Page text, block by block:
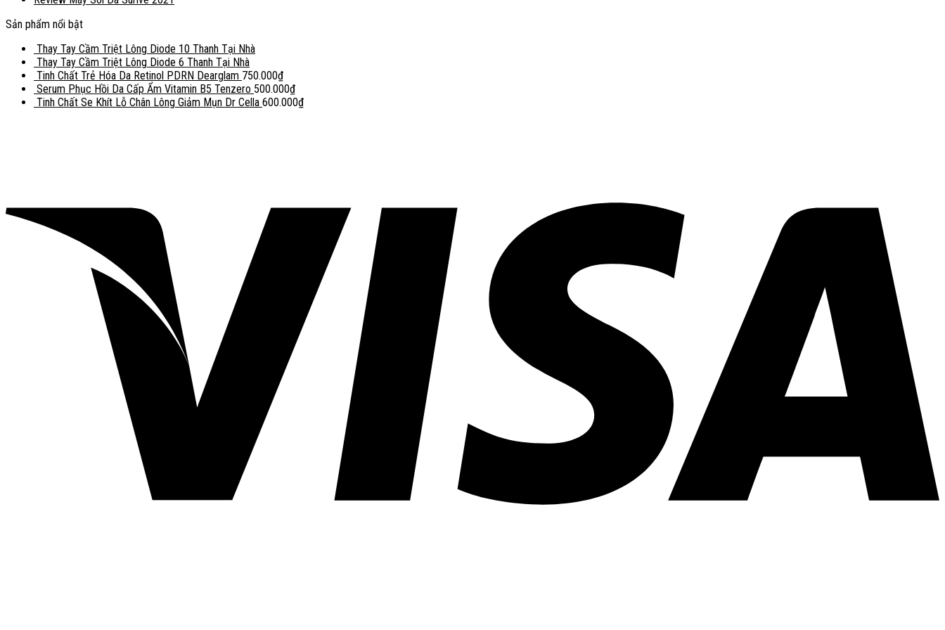
Sản phẩm nổi bật
Thay Tay Cầm Triệt Lông Diode 10 Thanh Tại Nhà
Thay Tay Cầm Triệt Lông Diode 6 Thanh Tại Nhà
Tinh Chất Trẻ Hóa Da Retinol PDRN Dearglam 750.000₫
Serum Phục Hồi Da Cấp Ẩm Vitamin B5 Tenzero 500.000₫
Tinh Chất Se Khít Lỗ Chân Lông Giảm Mụn Dr Cella 600.000₫